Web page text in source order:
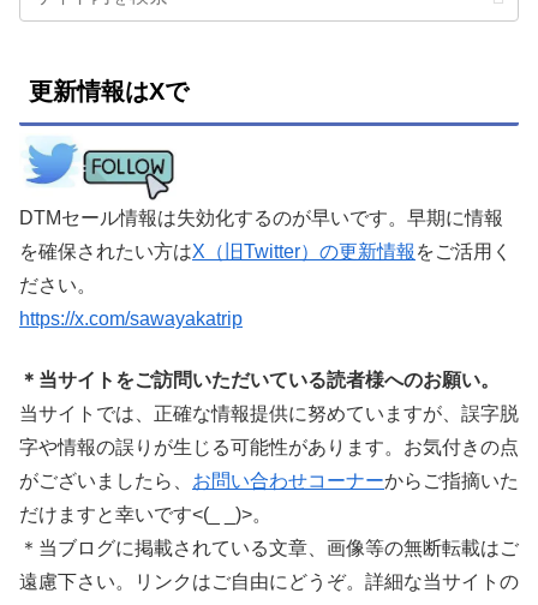
更新情報はXで
DTMセール情報は失効化するのが早いです。早期に情報
を確保されたい方はX（旧Twitter）の更新情報 をご活用く
ださい。
https://x.com/sawayakatrip
＊当サイトをご訪問いただいている読者様へのお願い。
当サイトでは、正確な情報提供に努めていますが、誤字脱
字や情報の誤りが生じる可能性があります。お気付きの点
がございましたら、 お問い合わせコーナーからご指摘いた
だけますと幸いです<(_ _)>。
＊当ブログに掲載されている文章、画像等の無断転載はご
遠慮下さい。リンクはご自由にどうぞ。詳細な当サイトの